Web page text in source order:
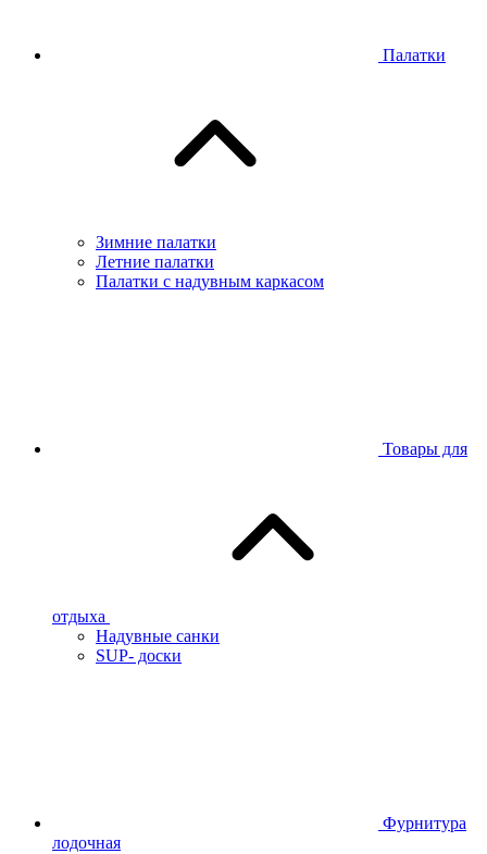
Палатки
Зимние палатки
Летние палатки
Палатки с надувным каркасом
Товары для
отдыха
Надувные санки
SUP- доски
Фурнитура
лодочная